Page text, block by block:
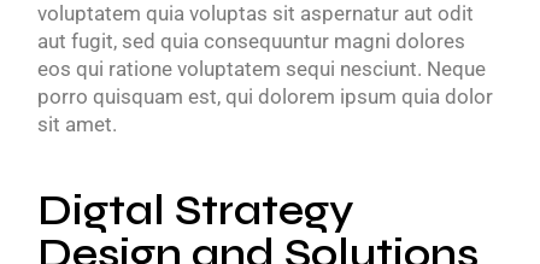
voluptatem quia voluptas sit aspernatur aut odit
aut fugit, sed quia consequuntur magni dolores
eos qui ratione voluptatem sequi nesciunt. Neque
porro quisquam est, qui dolorem ipsum quia dolor
sit amet.
Digtal Strategy